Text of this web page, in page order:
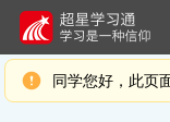
同学您好，此页